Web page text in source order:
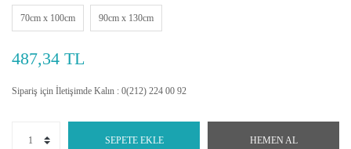
70cm x 100cm 90cm x 130cm
487,34 TL
Sipariş için İletişimde Kalın : 0(212) 224 00 92
SEPETE EKLE HEMEN AL